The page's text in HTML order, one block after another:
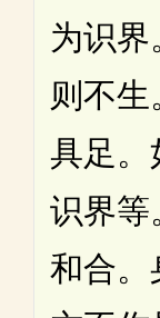
为识
则不
具足。
识界等
和合。